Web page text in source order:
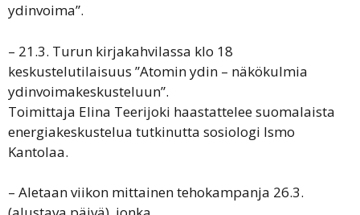
ydinvoima”.
– 21.3. Turun kirjakahvilassa klo 18
keskustelutilaisuus ”Atomin ydin – näkökulmia
ydinvoimakeskusteluun”.
Toimittaja Elina Teerijoki haastattelee suomalaista
energiakeskustelua tutkinutta sosiologi Ismo
Kantolaa.
– Aletaan viikon mittainen tehokampanja 26.3.